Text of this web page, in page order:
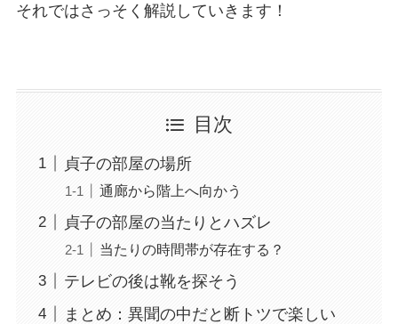
それではさっそく解説していきます！
目次
貞子の部屋の場所
通廊から階上へ向かう
貞子の部屋の当たりとハズレ
当たりの時間帯が存在する？
テレビの後は靴を探そう
まとめ：異聞の中だと断トツで楽しい